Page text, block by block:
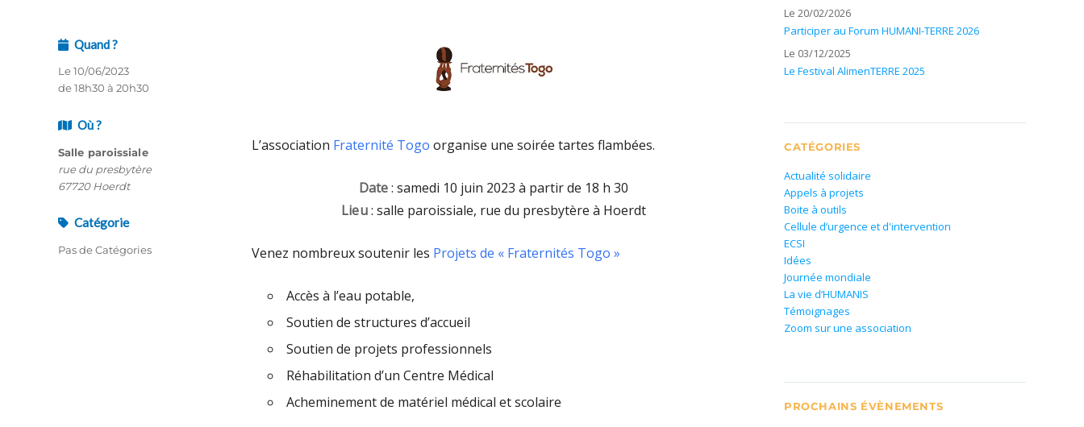
L’association Fraternité Togo organise une soirée tartes flambées.
Date: samedi 10 juin 2023 à partir de 18 h 30
Lieu: salle paroissiale, rue du presbytère à Hoerdt
Venez nombreux soutenir les Projets de « Fraternités Togo »
Accès à l’eau potable,
Soutien de structures d’accueil
Soutien de projets professionnels
Réhabilitation d’un Centre Médical
Acheminement de matériel médical et scolaire
Quand ?
Le 10/06/2023
de 18h30 à 20h30
Où ?
Salle paroissiale
rue du presbytère
67720 Hoerdt
Catégorie
Pas de Catégories
Le 20/02/2026
Participer au Forum HUMANI-TERRE 2026
Le 03/12/2025
Le Festival AlimenTERRE 2025
CATÉGORIES
Actualité solidaire
Appels à projets
Boite à outils
Cellule d’urgence et d'intervention
ECSI
Idées
Journée mondiale
La vie d’HUMANIS
Témoignages
Zoom sur une association
PROCHAINS ÉVÈNEMENTS